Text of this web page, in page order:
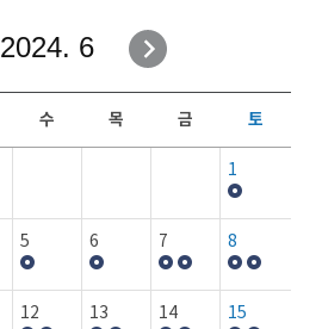
2024. 6
수 목 금 토
1
5 6 7 8
12 13 14 15